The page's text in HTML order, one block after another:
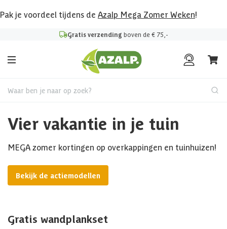
Pak je voordeel tijdens de Azalp Mega Zomer Weken!
Gratis verzending boven de € 75,-
Waar ben je naar op zoek?
Vier vakantie in je tuin
MEGA zomer kortingen op overkappingen en tuinhuizen!
Bekijk de actiemodellen
Gratis wandplankset